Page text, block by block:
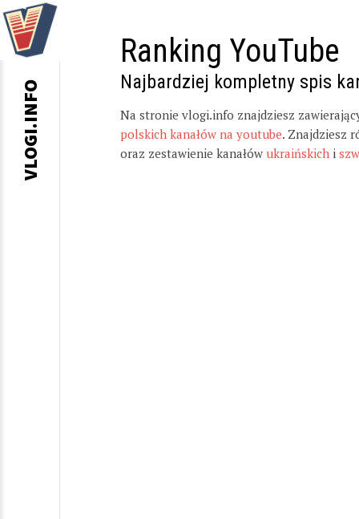
Ranking YouTube
Najbardziej kompletny spis
Na stronie vlogi.info znajdziesz
polskich kanałów na youtube. Znajdziesz
oraz zestawienie kanałów ukraińskich i
VLOGI.INFO